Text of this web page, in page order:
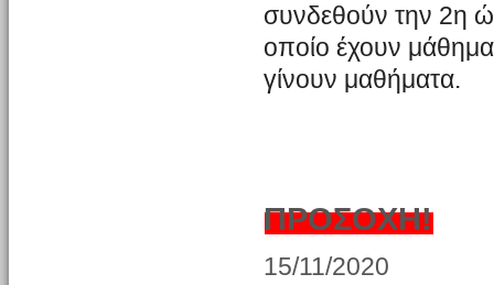
συνδεθούν την 2η
οποίο έχουν
γίνουν μαθήματα.
ΠΡΟΣΟΧΗ!
15/11/2020